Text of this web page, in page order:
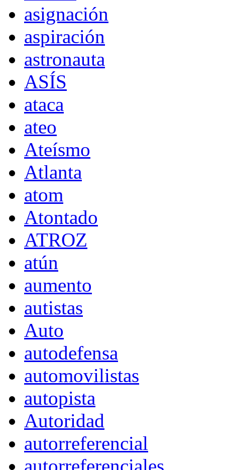
asignación
aspiración
astronauta
ASÍS
ataca
ateo
Ateísmo
Atlanta
atom
Atontado
ATROZ
atún
aumento
autistas
Auto
autodefensa
automovilistas
autopista
Autoridad
autorreferencial